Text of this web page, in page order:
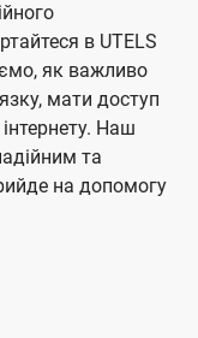
в UTELS
як важливо
мати доступ
Наш
та
на допомогу